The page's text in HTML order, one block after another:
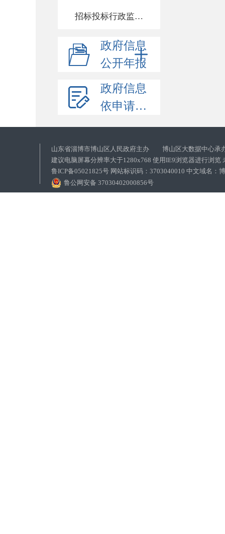
招标投标行政监督责任清单
政府信息
公开年报
政府信息
依申请公开
山东省淄博市博山区人民政府主办 博山区大数据中心承
建议电脑屏幕分辨率大于1280x768 使用IE9浏览器进行浏览
鲁ICP备05021825号 网站标识码：3703040010 中文域名：
鲁公网安备 37030402000856号